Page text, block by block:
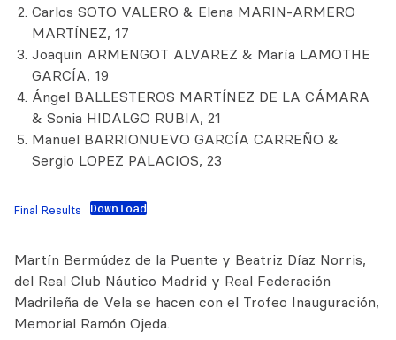
Carlos SOTO VALERO & Elena MARIN-ARMERO
MARTÍNEZ, 17
Joaquin ARMENGOT ALVAREZ & María LAMOTHE
GARCÍA, 19
Ángel BALLESTEROS MARTÍNEZ DE LA CÁMARA
& Sonia HIDALGO RUBIA, 21
Manuel BARRIONUEVO GARCÍA CARREÑO &
Sergio LOPEZ PALACIOS, 23
Final Results Download
Martín Bermúdez de la Puente y Beatriz Díaz Norris,
del Real Club Náutico Madrid y Real Federación
Madrileña de Vela se hacen con el Trofeo Inauguración,
Memorial Ramón Ojeda.